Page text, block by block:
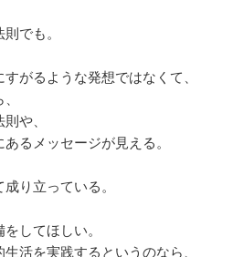
でも。
がるような発想ではなくて、
や、
るメッセージが見える。
り立っている。
してほしい。
活を実践するというのなら、